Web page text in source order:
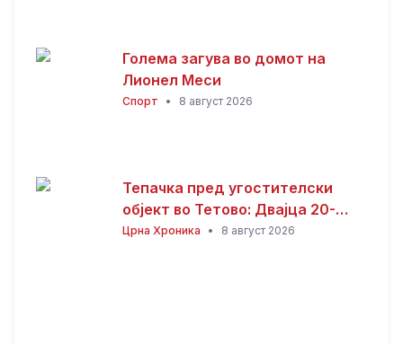
Голема загува во домот на
Лионел Меси
Спорт • 8 август 2026
Тепачка пред угостителски
објект во Тетово: Двајца 20-
годишници избодени со нож,
Црна Хроника • 8 август 2026